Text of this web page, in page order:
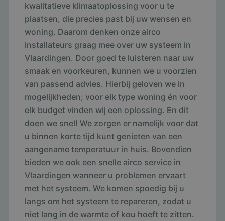
kwalitatieve klimaatoplossing voor u te
plaatsen, die precies past bij uw wensen en
woning. Daarom denken onze airco
installateurs graag mee over uw systeem in
Vlaardingen. Door goed te luisteren naar uw
smaak en voorkeuren, kunnen we u voorzien
van passend advies. Hierbij geloven we in
mogelijkheden; voor elk type woning én voor
elk budget vinden wij een oplossing. En dit
doen we snel! We zorgen er namelijk voor dat
u binnen korte tijd kunt genieten van een
aangename temperatuur in huis. Bovendien
bieden we ook een snelle airco service in
Vlaardingen wanneer u problemen ervaart
met het systeem. We komen spoedig bij u
langs om het systeem te repareren, zodat u
niet lang in de warmte of kou hoeft te zitten.